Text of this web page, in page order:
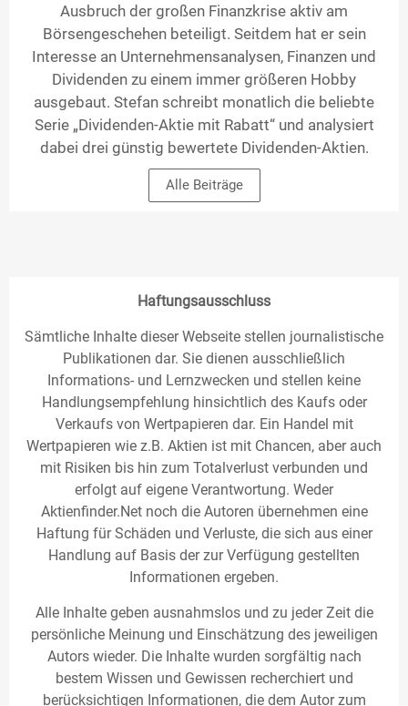
Ausbruch der großen Finanzkrise aktiv am
Börsengeschehen beteiligt. Seitdem hat er sein
Interesse an Unternehmensanalysen, Finanzen und
Dividenden zu einem immer größeren Hobby
ausgebaut. Stefan schreibt monatlich die beliebte
Serie „Dividenden-Aktie mit Rabatt“ und analysiert
dabei drei günstig bewertete Dividenden-Aktien.
Alle Beiträge
Haftungsausschluss
Sämtliche Inhalte dieser Webseite stellen journalistische
Publikationen dar. Sie dienen ausschließlich
Informations- und Lernzwecken und stellen keine
Handlungsempfehlung hinsichtlich des Kaufs oder
Verkaufs von Wertpapieren dar. Ein Handel mit
Wertpapieren wie z.B. Aktien ist mit Chancen, aber auch
mit Risiken bis hin zum Totalverlust verbunden und
erfolgt auf eigene Verantwortung. Weder
Aktienfinder.Net noch die Autoren übernehmen eine
Haftung für Schäden und Verluste, die sich aus einer
Handlung auf Basis der zur Verfügung gestellten
Informationen ergeben.
Alle Inhalte geben ausnahmslos und zu jeder Zeit die
persönliche Meinung und Einschätzung des jeweiligen
Autors wieder. Die Inhalte wurden sorgfältig nach
bestem Wissen und Gewissen recherchiert und
berücksichtigen Informationen, die dem Autor zum